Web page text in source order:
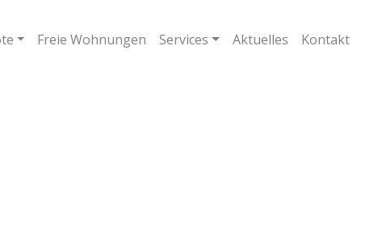
Freie Wohnungen Services Aktuelles Kontakt